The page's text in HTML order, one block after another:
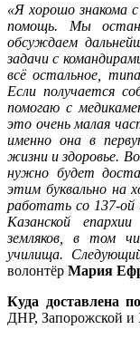
«Я хорошо знакома
помощь. Мы
обсуждаем
задачи с
всё остальное,
Если получается
помогаю с
это очень малая
именно она в
жизни и здоровье.
нужно будет
этим буквально на
работать со 137-ой
Казанской
земляков, в том
училища.
волонтёр Мария
Куда доставлена
ДНР, Запорожской и